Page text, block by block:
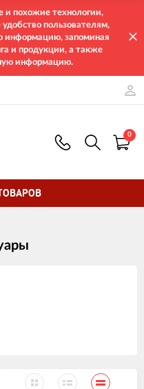
и похожие технологии,
пользователям,
информацию, запоминая
и продукции, а также
информацию.
0